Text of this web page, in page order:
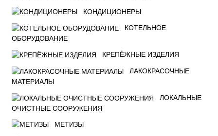
КОНДИЦИОНЕРЫ
КОТЕЛЬНОЕ
ОБОРУДОВАНИЕ
КРЕПЁЖНЫЕ ИЗДЕЛИЯ
ЛАКОКРАСОЧНЫЕ
МАТЕРИАЛЫ
ЛОКАЛЬНЫЕ
ОЧИСТНЫЕ СООРУЖЕНИЯ
МЕТИЗЫ